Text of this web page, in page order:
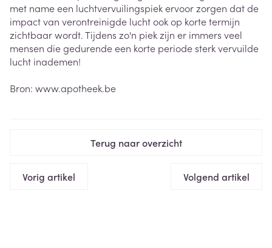
met name een luchtvervuilingspiek ervoor zorgen dat de
impact van verontreinigde lucht ook op korte termijn
zichtbaar wordt. Tijdens zo'n piek zijn er immers veel
mensen die gedurende een korte periode sterk vervuilde
lucht inademen!
Bron: www.apotheek.be
Terug naar overzicht
Vorig artikel Volgend artikel